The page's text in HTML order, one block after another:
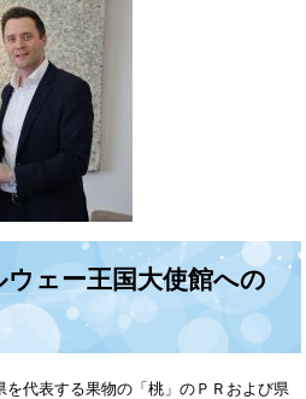
ェー王国大使館への
代表する果物の「桃」のＰＲおよび県